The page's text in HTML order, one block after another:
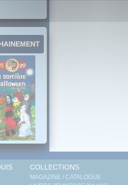
COLLECTIONS
MAGAZINE / CATALOGUE